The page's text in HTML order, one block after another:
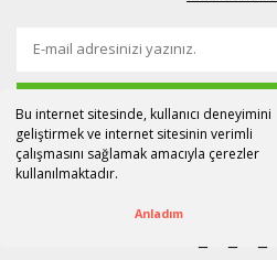
Bu internet sitesinde, kullanıcı deneyimini
geliştirmek ve internet sitesinin verimli
çalışmasını sağlamak amacıyla çerezler
kullanılmaktadır.
Anladım
Whatsapp (0
Satış & Destek (0